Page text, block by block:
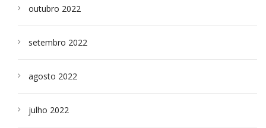
outubro 2022
setembro 2022
agosto 2022
julho 2022